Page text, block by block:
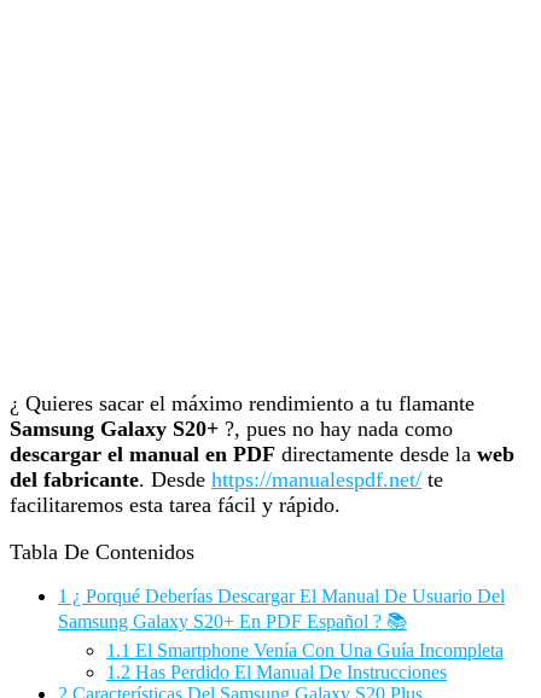
¿ Quieres sacar el máximo rendimiento a tu flamante
Samsung Galaxy S20+ ?, pues no hay nada como
descargar el manual en PDF directamente desde la web
del fabricante. Desde https://manualespdf.net/ te
facilitaremos esta tarea fácil y rápido.
Tabla De Contenidos
1 ¿ Porqué Deberías Descargar El Manual De Usuario Del
Samsung Galaxy S20+ En PDF Español ? 📚
1.1 El Smartphone Venía Con Una Guía Incompleta
1.2 Has Perdido El Manual De Instrucciones
2 Características Del Samsung Galaxy S20 Plus